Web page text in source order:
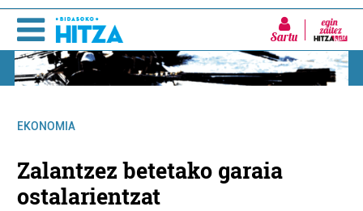
Sartu
EKONOMIA
Zalantzez betetako garaia
ostalarientzat